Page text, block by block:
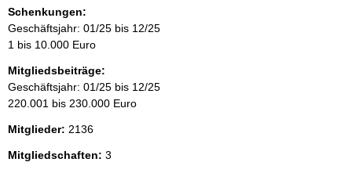
Schenkungen:
Geschäftsjahr: 01/25 bis 12/25
1 bis 10.000 Euro
Mitgliedsbeiträge:
Geschäftsjahr: 01/25 bis 12/25
220.001 bis 230.000 Euro
Mitglieder: 2136
Mitgliedschaften: 3